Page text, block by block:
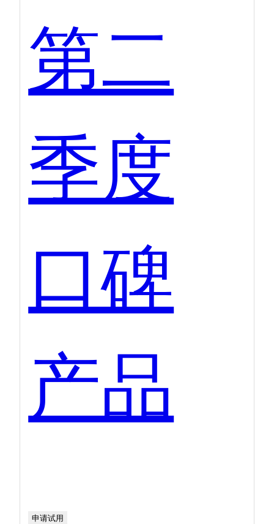
第二
季度
口碑
产品
申请试用